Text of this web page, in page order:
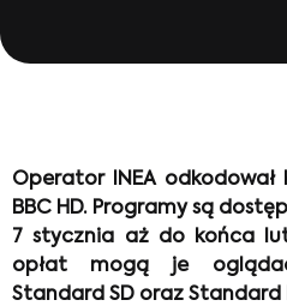
Operator INEA odkodował
BBC HD. Programy są
7 stycznia aż do końca
opłat mogą je
Standard SD oraz Standard